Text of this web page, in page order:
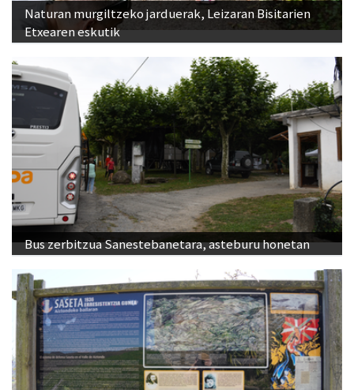
Naturan murgiltzeko jarduerak, Leizaran Bisitarien
Etxearen eskutik
Bus zerbitzua Sanestebanetara, asteburu honetan